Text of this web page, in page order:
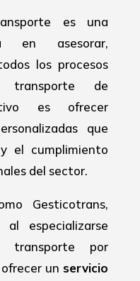
es una
en asesorar,
los procesos
transporte de
es ofrecer
que
el cumplimiento
del sector.
Gesticotrans,
especializarse
por
unservicio